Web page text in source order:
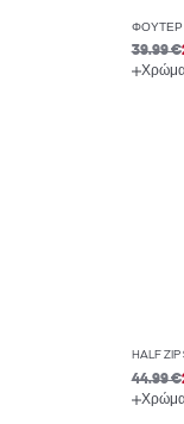
39.99 €
HALF ZIP
44.99 €